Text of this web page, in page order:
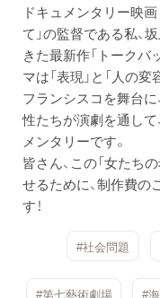
ドキュメンタリー映
て」の監督である私、
きた最新作「トーク
マは「表現」と「人の
フランシスコを舞台に
性たちが演劇を通し
メンタリーです。
皆さん、この「女たち
せるために、制作費の
す！
#社会問題
#第七藝術劇場 #